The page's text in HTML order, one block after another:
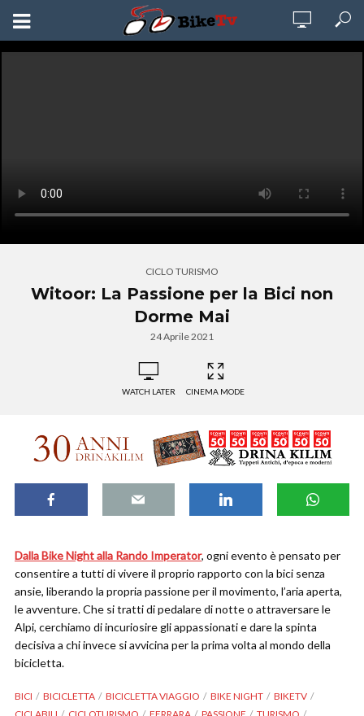
CICLO TURISMO
Witoor: La Passione per la Bici non
Dorme Mai
24 Aprile 2021
WATCH LATER CINEMA MODE
Dalla Bike Night alla Rando Imperator, ogni evento è pensato per
consentire a tutti di vivere il proprio rapporto con la bici senza
ansie, liberando la propria passione per il movimento, l’aria aperta,
le avventure. Che si tratti di pedalare di notte o attraversare le
Alpi, cerchiamo di incuriosire gli appassionati e dare la spinta
decisiva a chi invece si avvicina per la prima volta al mondo della
bicicletta.
BICI BICICLETTA BICICLETTA VIAGGIO BIKE NIGHT
BIKETV